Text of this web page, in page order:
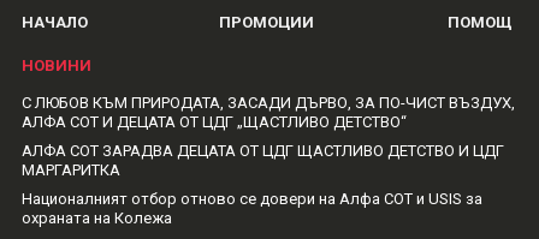
НАЧАЛО ПРОМОЦИИ ПОМОЩ
НОВИНИ
С ЛЮБОВ КЪМ ПРИРОДАТА, ЗАСАДИ ДЪРВО, ЗА ПО-ЧИСТ ВЪЗДУХ,
АЛФА СОТ И ДЕЦАТА ОТ ЦДГ „ЩАСТЛИВО ДЕТСТВО“
АЛФА СОТ ЗАРАДВА ДЕЦАТА ОТ ЦДГ ЩАСТЛИВО ДЕТСТВО И ЦДГ
МАРГАРИТКА
Националният отбор отново се довери на Алфа СОТ и USIS за
охраната на Колежа